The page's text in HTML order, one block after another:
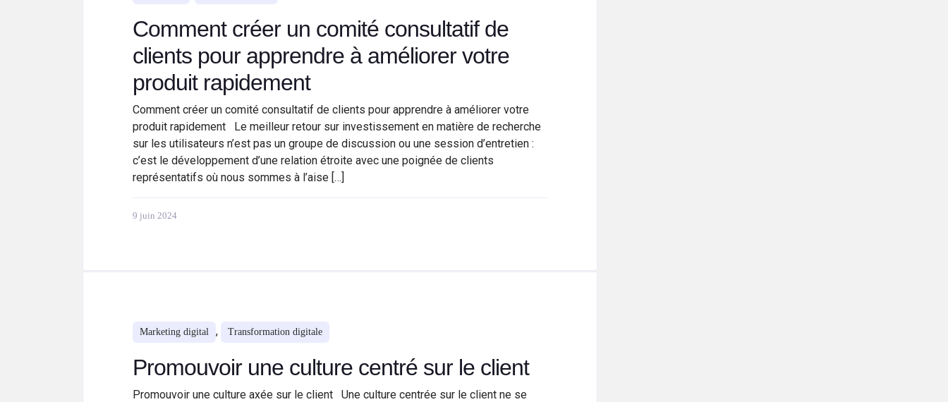
Comment créer un comité consultatif de
clients pour apprendre à améliorer votre
produit rapidement
Comment créer un comité consultatif de clients pour apprendre à améliorer votre
produit rapidement Le meilleur retour sur investissement en matière de recherche
sur les utilisateurs n’est pas un groupe de discussion ou une session d’entretien :
c’est le développement d’une relation étroite avec une poignée de clients
représentatifs où nous sommes à l’aise […]
9 juin 2024
Marketing digital , Transformation digitale
Promouvoir une culture centré sur le client
Promouvoir une culture axée sur le client Une culture centrée sur le client ne se